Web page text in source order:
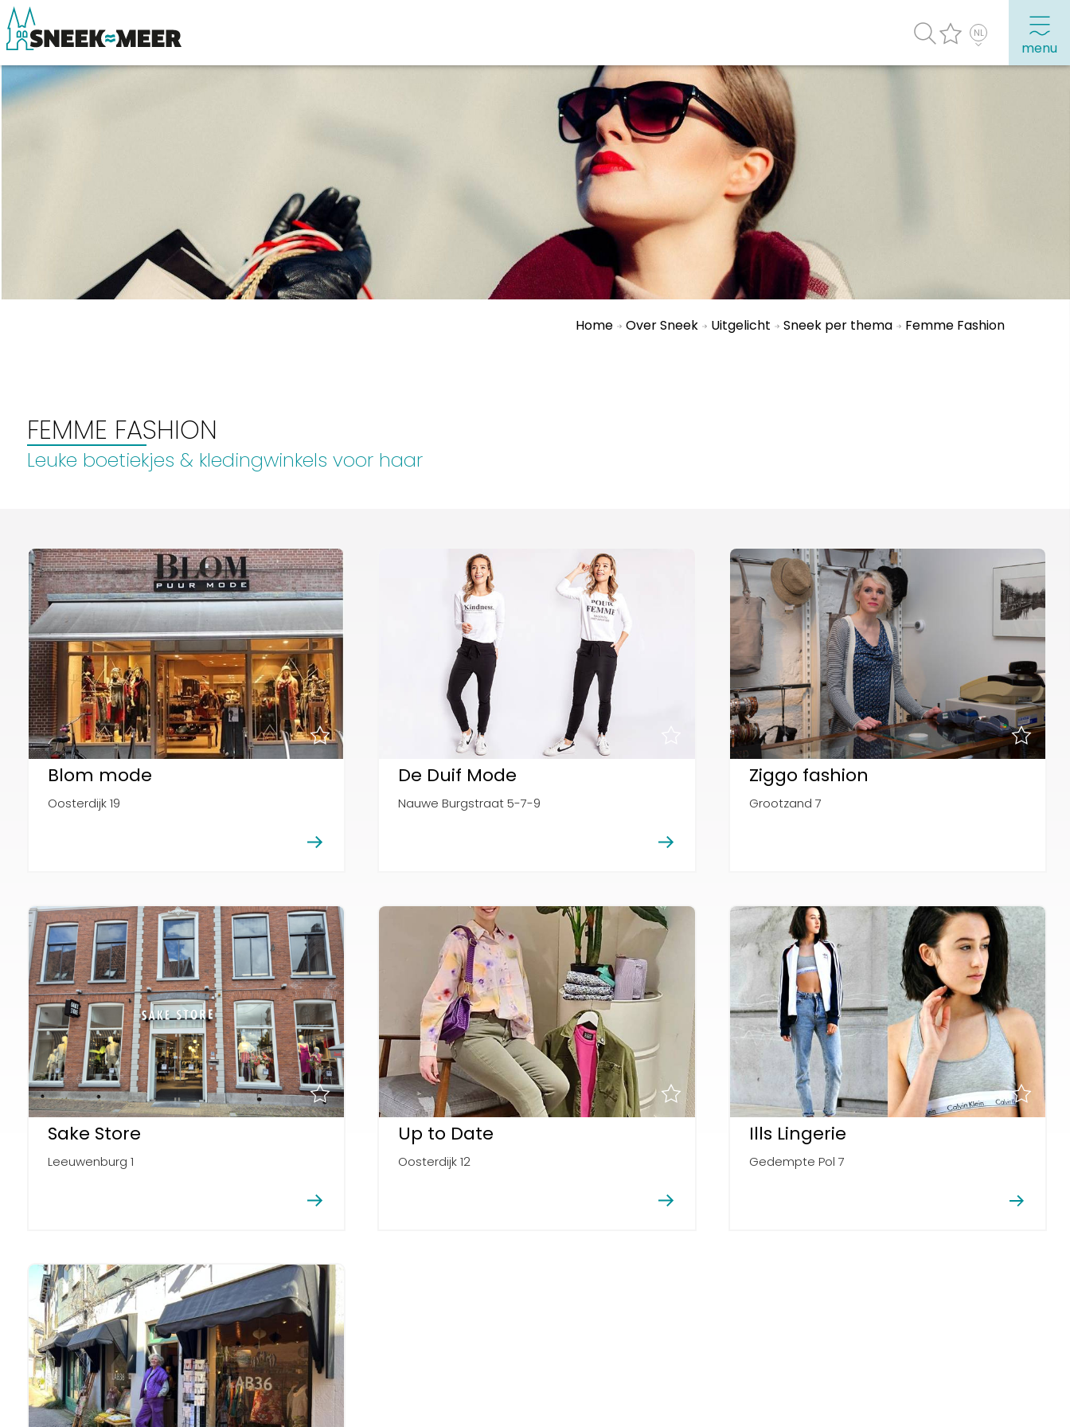
menu
Toeristische informatie
Bezienswaardigheden
Watersport
Overnachten
Winkelen
En meer
Arrangementen
Jouw Sneek
De Friese meren
Other languages
UITagenda
Overnachten in Sneek
Citygame Escapegame Sneek
Home Over Sneek Uitgelicht Sneek per thema Femme Fashion
FEMME FASHION
Leuke boetiekjes & kledingwinkels voor haar
Blom mode
Oosterdijk 19
De Duif Mode
Nauwe Burgstraat 5-7-9
Ziggo fashion
Grootzand 7
Sake Store
Leeuwenburg 1
Up to Date
Oosterdijk 12
Ills Lingerie
Gedempte Pol 7